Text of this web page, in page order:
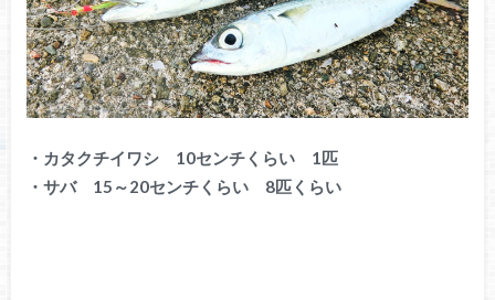
・カタクチイワシ 10センチくらい 1匹
・サバ 15～20センチくらい 8匹くらい